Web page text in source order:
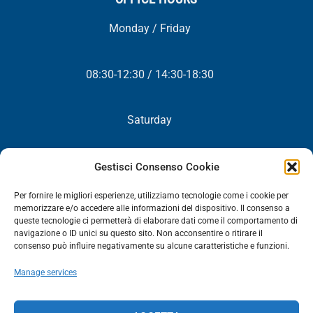
Gestisci Consenso Cookie
Per fornire le migliori esperienze, utilizziamo tecnologie come i cookie per
memorizzare e/o accedere alle informazioni del dispositivo. Il consenso a
queste tecnologie ci permetterà di elaborare dati come il comportamento di
navigazione o ID unici su questo sito. Non acconsentire o ritirare il
consenso può influire negativamente su alcune caratteristiche e funzioni.
Manage services
Monday / Friday
08:30-12:30 / 14:30-18:30
Saturday
Closed
NEWSLETTER